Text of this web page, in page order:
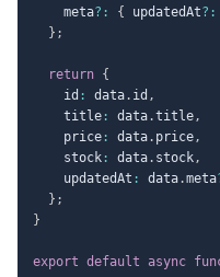
    meta
? : { updatedAt? :
} ;
return {
    id
: data. id ,
    title
: data.title,
    price
: data. price,
    stock
: data. stock,
    updatedAt
: data.meta
} ;
}
export default async